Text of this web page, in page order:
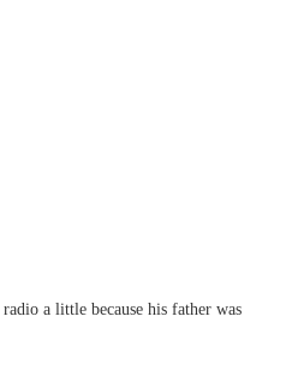
a little because his father was